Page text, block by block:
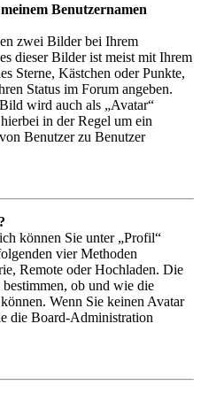
Benutzernamen
zwei Bilder bei Ihrem
dieser Bilder ist meist mit Ihrem
Sterne, Kästchen oder Punkte,
Status im Forum angeben.
wird auch als „Avatar“
in der Regel um ein
Benutzer zu Benutzer
können Sie unter „Profil“
vier Methoden
Remote oder Hochladen. Die
ob und wie die
Wenn Sie keinen Avatar
die Board-Administration